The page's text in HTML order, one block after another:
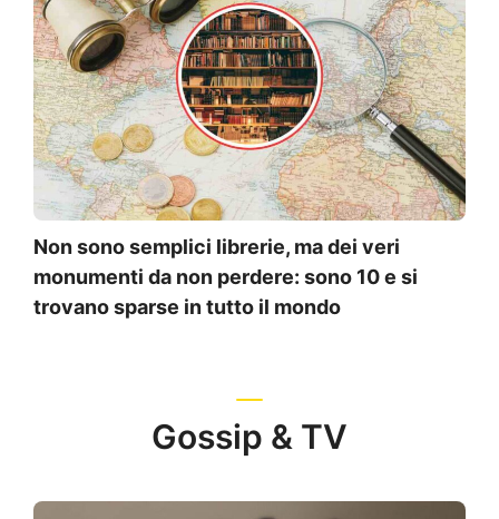
Non sono semplici librerie, ma dei veri
monumenti da non perdere: sono 10 e si
trovano sparse in tutto il mondo
Gossip & TV